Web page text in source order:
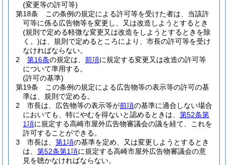
(変更等の許可等)
第18条
この条例の規定による許可等を受けた者は、当該許
可等に係る広告物等を変更し、又は改造しようとするとき
(規則で定める軽微な変更又は改造をしようとするときを除
く。)は、規則で定めるところにより、市長の許可等を受け
なければならない。
2
第16条の規定は、 前項に規定する変更又は改造の許可等
について準用する。
(許可の基準)
第19条
この条例の規定による広告物等の表示等の許可の基
準は、規則で定める。
2
市長は、広告物等の表示等が前項の基準に適合しない場合
においても、特にやむを得ないと認めるときは、 第52条第
1項に規定する高崎市屋外広告物審議会の議を経て、これを
許可することができる。
3
市長は、 第1項の基準を定め、又は変更しようとするとき
は、 第52条第1項に規定する高崎市屋外広告物審議会の意
見を聴かなければならない。